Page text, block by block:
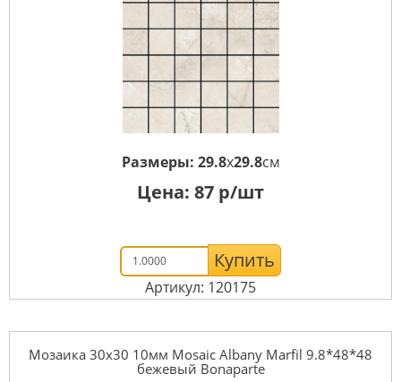
Размеры: 29.8x29.8см
Цена: 87 р/шт
Купить
Артикул: 120175
Мозаика 30x30 10мм Mosaic Albany Marfil 9.8*48*48
бежевый Bonaparte